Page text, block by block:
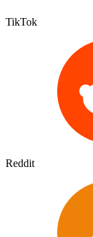
TikTok
Reddit